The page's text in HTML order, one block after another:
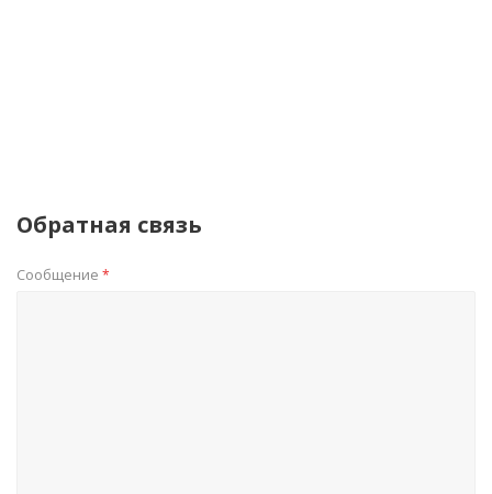
Обратная связь
Сообщение *